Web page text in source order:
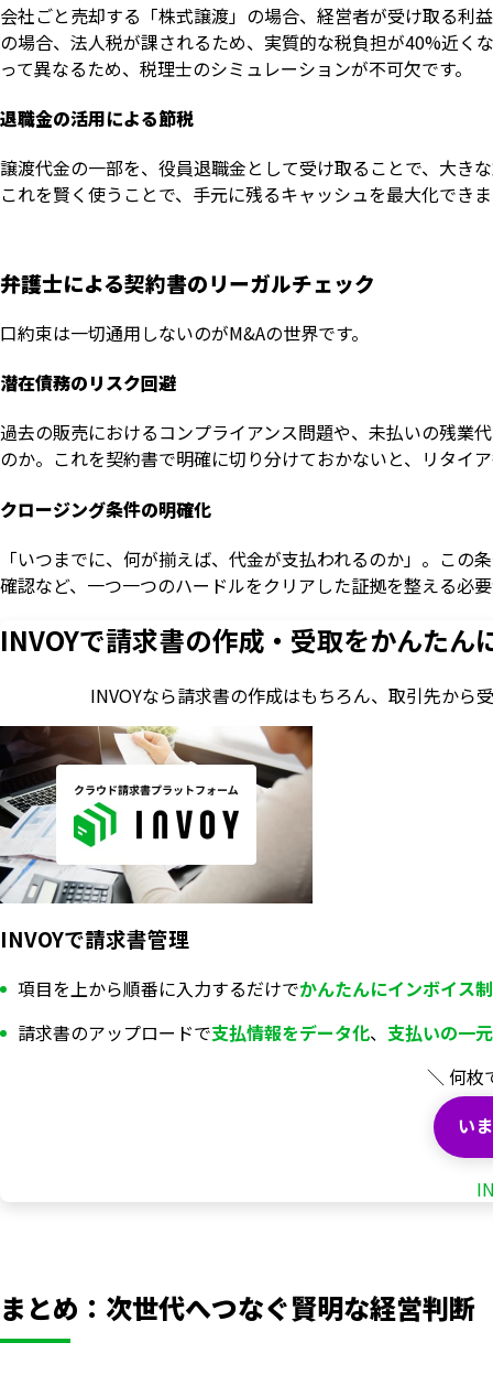
会社ごと売却する「株式譲渡」の場合、経営者が受け取る利
の場合、法人税が課されるため、実質的な税負担が40%近く
って異なるため、税理士のシミュレーションが不可欠です。
退職金の活用による節税
譲渡代金の一部を、役員退職金として受け取ることで、大き
これを賢く使うことで、手元に残るキャッシュを最大化でき
弁護士による契約書のリーガルチェック
口約束は一切通用しないのがM&Aの世界です。
潜在債務のリスク回避
過去の販売におけるコンプライアンス問題や、未払いの残業
のか。これを契約書で明確に切り分けておかないと、リタイ
クロージング条件の明確化
「いつまでに、何が揃えば、代金が支払われるのか」。こ
確認など、一つ一つのハードルをクリアした証拠を整える必
INVOYで請求書の作成・ 受取をかんたん
INVOYなら請求書の作成はもちろん、 取引先から
INVOYで請求書管理
項目を上から順番に入力するだけでかんたんにインボイス
請求書のアップロードで支払情報をデータ化、 支払いの一
＼ 何枚
い
まとめ：次世代へつなぐ賢明な経営判断